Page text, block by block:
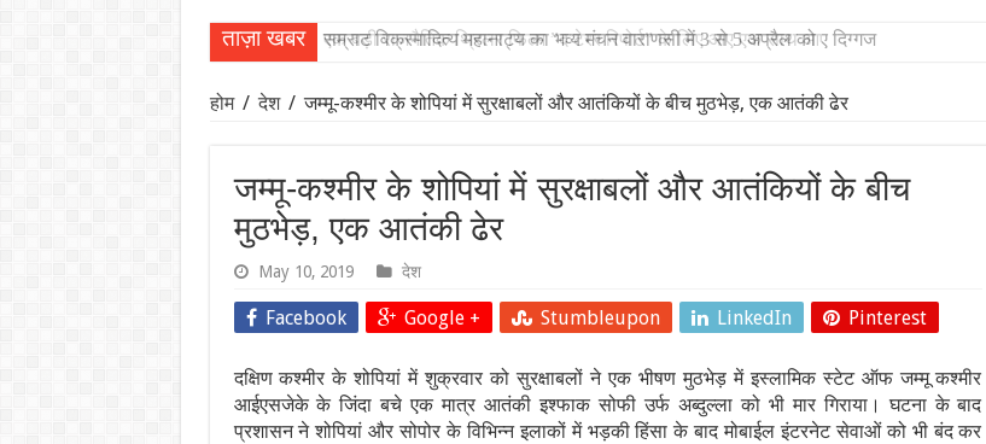
ताज़ा खबर एक बड़ी राजनैतिक थ्रिलर फिल्म ”द टेरर रिपोर्ट” के लिए आए एक साथ आए दिग्गज
होम / देश / जम्मू-कश्मीर के शोपियां में सुरक्षाबलों और आतंकियों के बीच मुठभेड़, एक आतंकी ढेर
जम्मू-कश्मीर के शोपियां में सुरक्षाबलों और आतंकियों के बीच
मुठभेड़, एक आतंकी ढेर
May 10, 2019 देश
Facebook Google + Stumbleupon LinkedIn Pinterest
दक्षिण कश्मीर के शोपियां में शुक्रवार को सुरक्षाबलों ने एक भीषण मुठभेड़ में इस्लामिक स्टेट ऑफ जम्मू कश्मीर
आईएसजेके के जिंदा बचे एक मात्र आतंकी इश्फाक सोफी उर्फ अब्दुल्ला को भी मार गिराया। घटना के बाद
प्रशासन ने शोपियां और सोपोर के विभिन्न इलाकों में भड़की हिंसा के बाद मोबाईल इंटरनेट सेवाओं को भी बंद कर